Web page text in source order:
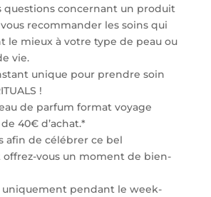
questions concernant un produit
recommander les soins qui
le mieux à votre type de peau ou
vie.
unique pour prendre soin
!
de parfum format voyage
40€ d’achat.*
afin de célébrer ce bel
offrez-vous un moment de bien-
uniquement pendant le week-